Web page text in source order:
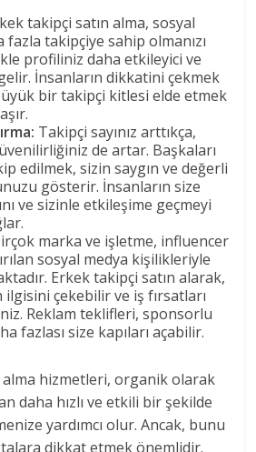
takipçi satın alma, sosyal
fazla takipçiye sahip olmanızı
profiliniz daha etkileyici ve
İnsanların dikkatini çekmek
bir takipçi kitlesi elde etmek
Takipçi sayınız arttıkça,
de artar. Başkaları
edilmek, sizin saygın ve değerli
gösterir. İnsanların size
ve sizinle etkileşime geçmeyi
marka ve işletme, influencer
sosyal medya kişilikleriyle
Erkek takipçi satın alarak,
ilgisini çekebilir ve iş fırsatları
Reklam teklifleri, sponsorlu
fazlası size kapıları açabilir.
alma hizmetleri, organik olarak
daha hızlı ve etkili bir şekilde
yardımcı olur. Ancak, bunu
dikkat etmek önemlidir.